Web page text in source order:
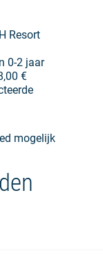
Resort
0-2 jaar
€
mogelijk